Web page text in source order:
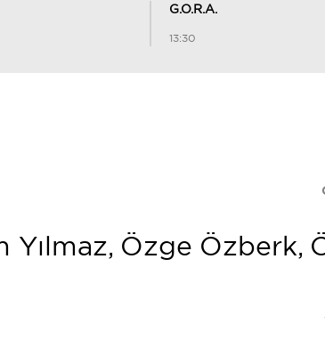
G.O.R.A.
13:30
Yılmaz, Özge Özberk,